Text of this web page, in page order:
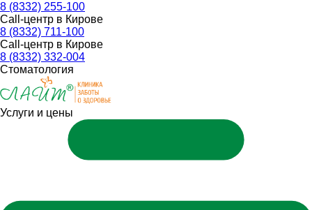
8 (8332) 255-100
Call-центр в Кирове
8 (8332) 711-100
Call-центр в Кирове
8 (8332) 332-004
Стоматология
Услуги и цены